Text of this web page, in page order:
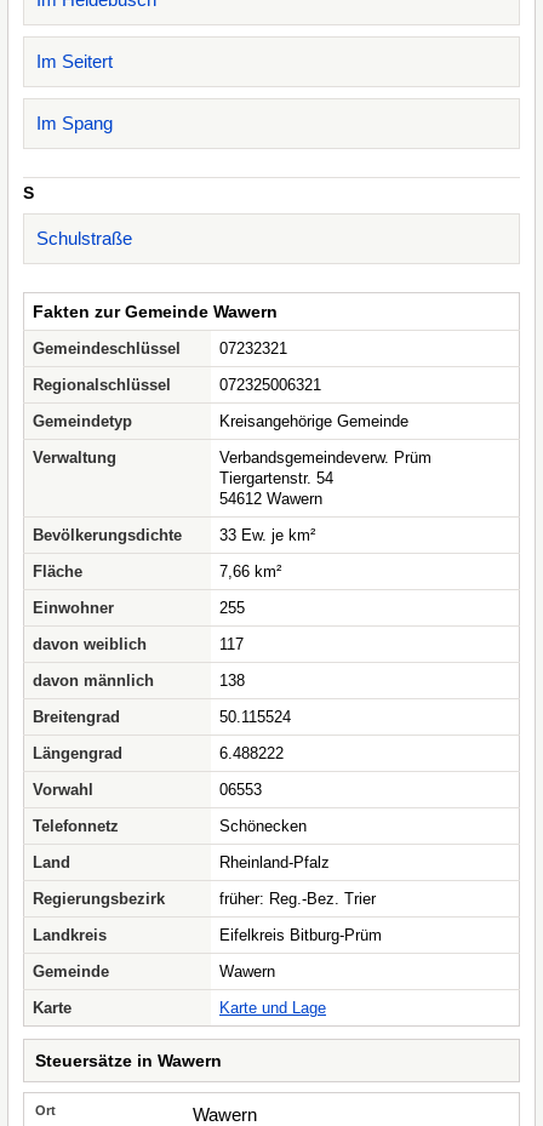
Im Seitert
Im Spang
S
Schulstraße
Fakten zur Gemeinde Wawern
Gemeindeschlüssel
07232321
Regionalschlüssel
072325006321
Gemeindetyp
Kreisangehörige Gemeinde
Verwaltung
Verbandsgemeindeverw. Prüm
Tiergartenstr. 54
54612 Wawern
Bevölkerungsdichte
33 Ew. je km²
Fläche
7,66 km²
Einwohner
255
davon weiblich
117
davon männlich
138
Breitengrad
50.115524
Längengrad
6.488222
Vorwahl
06553
Telefonnetz
Schönecken
Land
Rheinland-Pfalz
Regierungsbezirk
früher: Reg.-Bez. Trier
Landkreis
Eifelkreis Bitburg-Prüm
Gemeinde
Wawern
Karte
Karte und Lage
Steuersätze in Wawern
Wawern